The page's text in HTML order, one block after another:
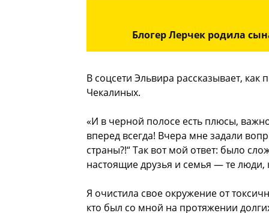
Блогер Лерчек родила
В соцсети Эльвира рассказывает,
Чекалиных.
«И в черной полосе есть плюсы,
вперед всегда! Вчера мне задали
страны?!“ Так вот мой ответ: было
настоящие друзья и семья — те
Я очистила свое окружение от
кто был со мной на протяжении